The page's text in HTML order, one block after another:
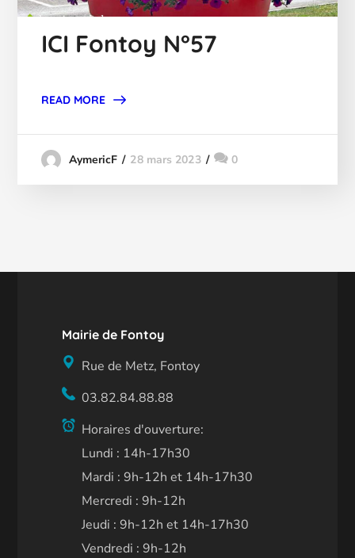
ICI Fontoy N°57
READ MORE
AymericF 28 mars 2023 0
Mairie de Fontoy
Rue de Metz, Fontoy
03.82.84.88.88
Horaires d'ouverture:
Lundi : 14h-17h30
Mardi : 9h-12h et 14h-17h30
Mercredi : 9h-12h
Jeudi : 9h-12h et 14h-17h30
Vendredi : 9h-12h